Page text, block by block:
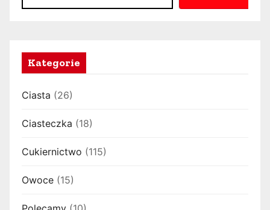
Kategorie
Ciasta (26)
Ciasteczka (18)
Cukiernictwo (115)
Owoce (15)